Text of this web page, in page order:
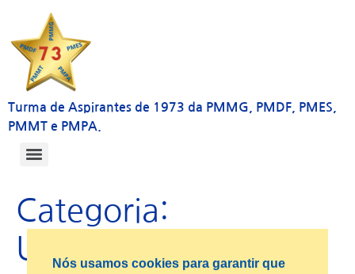
Turma de Aspirantes de 1973 da PMMG, PMDF, PMES,
PMMT e PMPA.
Categoria:
Uncategorized
Nós usamos cookies para garantir que